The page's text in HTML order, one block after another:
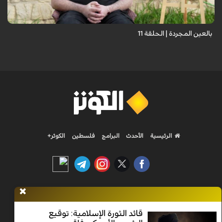
بعيونهم ت...
بالعين المجردة | الحلقة 11
قائد الثورة الإسلامية: توقيع
الرئيسية الأحدث البرامج فلسطين الكوثر+